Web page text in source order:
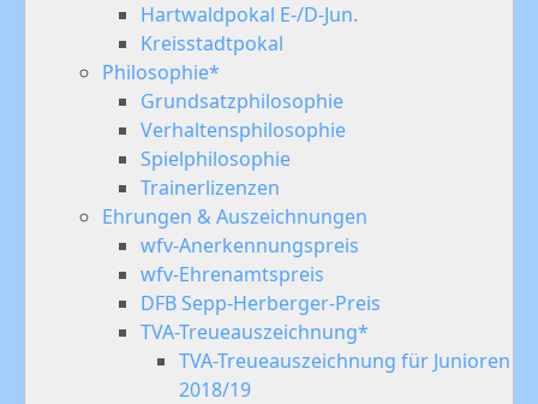
Hartwaldpokal E-/D-Jun.
Kreisstadtpokal
Philosophie*
Grundsatzphilosophie
Verhaltensphilosophie
Spielphilosophie
Trainerlizenzen
Ehrungen & Auszeichnungen
wfv-Anerkennungspreis
wfv-Ehrenamtspreis
DFB Sepp-Herberger-Preis
TVA-Treueauszeichnung*
TVA-Treueauszeichnung für Junioren
2018/19